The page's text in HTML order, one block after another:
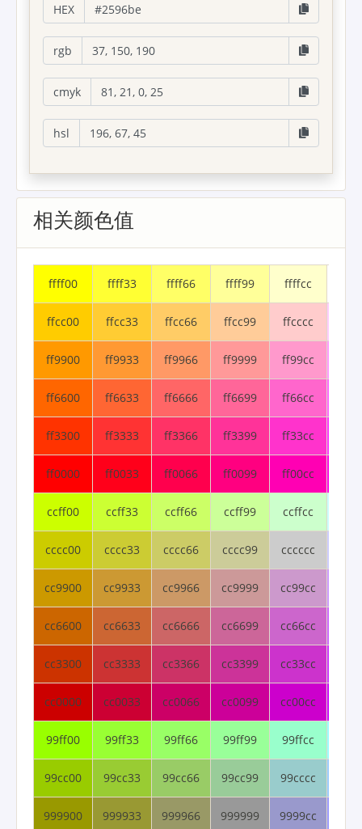
HEX
rgb
cmyk
hsl
相关颜色值
ffff00 ffff33 ffff66 ffff99 ffffcc
ffcc00 ffcc33 ffcc66 ffcc99 ffcccc
ff9900 ff9933 ff9966 ff9999 ff99cc
ff6600 ff6633 ff6666 ff6699 ff66cc
ff3300 ff3333 ff3366 ff3399 ff33cc
ff0000 ff0033 ff0066 ff0099 ff00cc
ccff00 ccff33 ccff66 ccff99 ccffcc
cccc00 cccc33 cccc66 cccc99 cccccc
cc9900 cc9933 cc9966 cc9999 cc99cc
cc6600 cc6633 cc6666 cc6699 cc66cc
cc3300 cc3333 cc3366 cc3399 cc33cc
cc0000 cc0033 cc0066 cc0099 cc00cc
99ff00 99ff33 99ff66 99ff99 99ffcc
99cc00 99cc33 99cc66 99cc99 99cccc
999900 999933 999966 999999 9999cc